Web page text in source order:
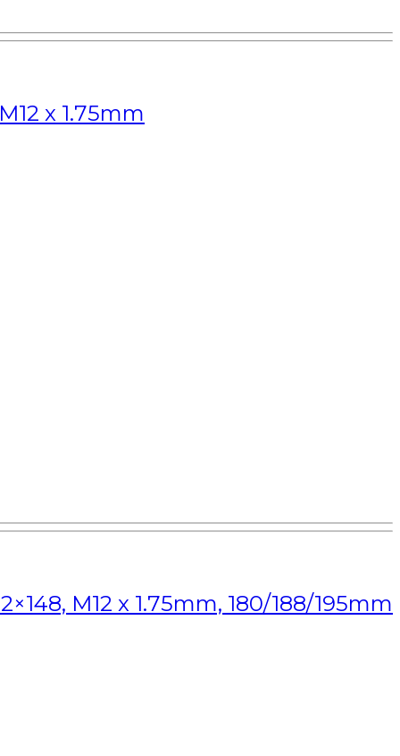
x 1.75mm
M12 x 1.75mm, 180/188/195mm